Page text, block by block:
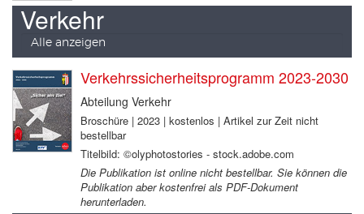
Verkehr
Alle anzeigen
Verkehrssicherheitsprogramm 2023-2030
Abteilung Verkehr
Broschüre | 2023 | kostenlos | Artikel zur Zeit nicht
bestellbar
Titelbild: ©olyphotostories - stock.adobe.com
Die Publikation ist online nicht bestellbar. Sie können die
Publikation aber kostenfrei als PDF-Dokument
herunterladen.